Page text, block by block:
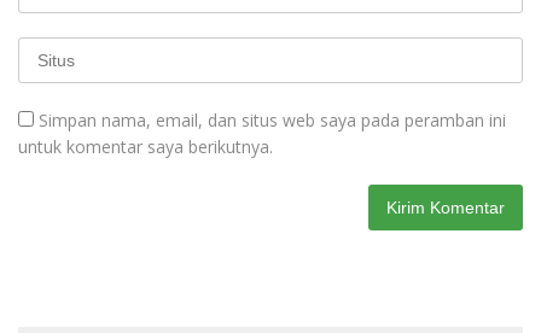
Simpan nama, email, dan situs web saya pada peramban ini
untuk komentar saya berikutnya.